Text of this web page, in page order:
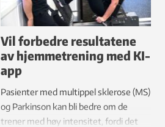
Vil forbedre resultatene
av hjemmetrening med KI-
app
Pasienter med multippel sklerose (MS)
og Parkinson kan bli bedre om de
trener med høy intensitet, fordi det